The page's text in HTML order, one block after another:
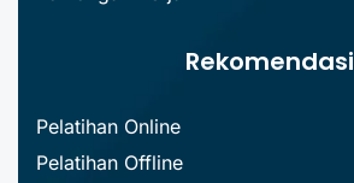
Rekomendasi
Pelatihan Online
Pelatihan Offline